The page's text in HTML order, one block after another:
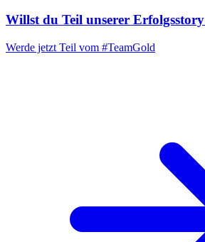
Willst du Teil unserer Erfolgsstory
Werde jetzt Teil vom #TeamGold